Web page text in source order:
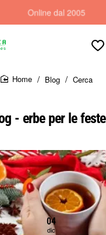
Online dal 2005
- erbe per le feste
Blog Cerca
04
dic